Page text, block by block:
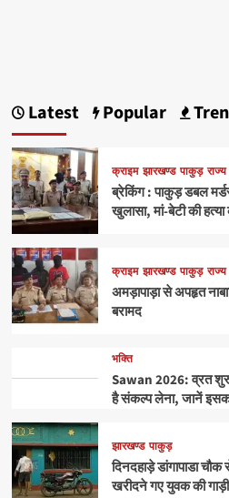
Latest Popular
क्राइम झारखण्ड पाकुड़ राज्य
ब्रेकिंग : पाकुड़ डबल
खुलासा, मां-बेटी की हत्या
क्राइम झारखण्ड पाकुड़ राज्य
अमड़ापाड़ा से अपहृत
बरामद
भक्ति
Sawan 2026: व्रत
है संकल्प लेना, जानें
झारखण्ड पाकुड़
दिनदहाड़े डांगापाडा
खरीदने गए युवक की